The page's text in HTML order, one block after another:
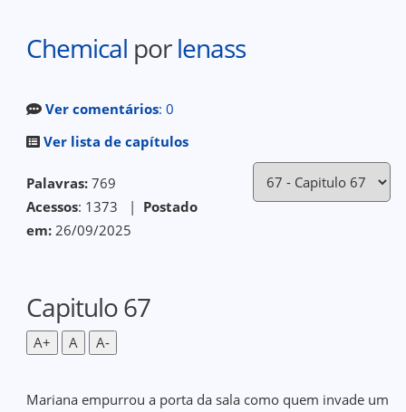
Chemical porlenass
Ver comentários: 0
Ver lista de capítulos
Palavras: 769
Acessos: 1373 | Postado
em: 26/09/2025
Capitulo 67
A+ A A-
Mariana empurrou a porta da sala como quem invade um